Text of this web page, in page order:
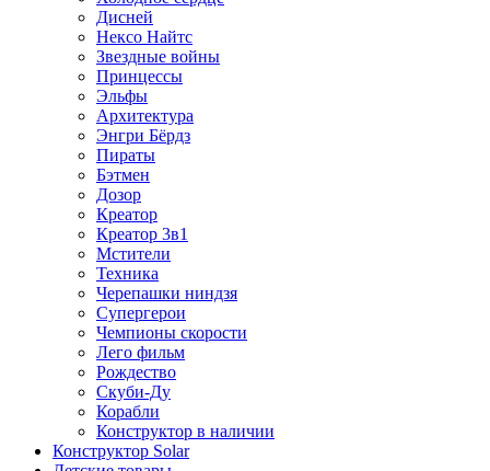
Дисней
Нексо Найтс
Звездные войны
Принцессы
Эльфы
Архитектура
Энгри Бёрдз
Пираты
Бэтмен
Дозор
Креатор
Креатор 3в1
Мстители
Техника
Черепашки ниндзя
Супергерои
Чемпионы скорости
Лего фильм
Рождество
Скуби-Ду
Корабли
Конструктор в наличии
Конструктор Solar